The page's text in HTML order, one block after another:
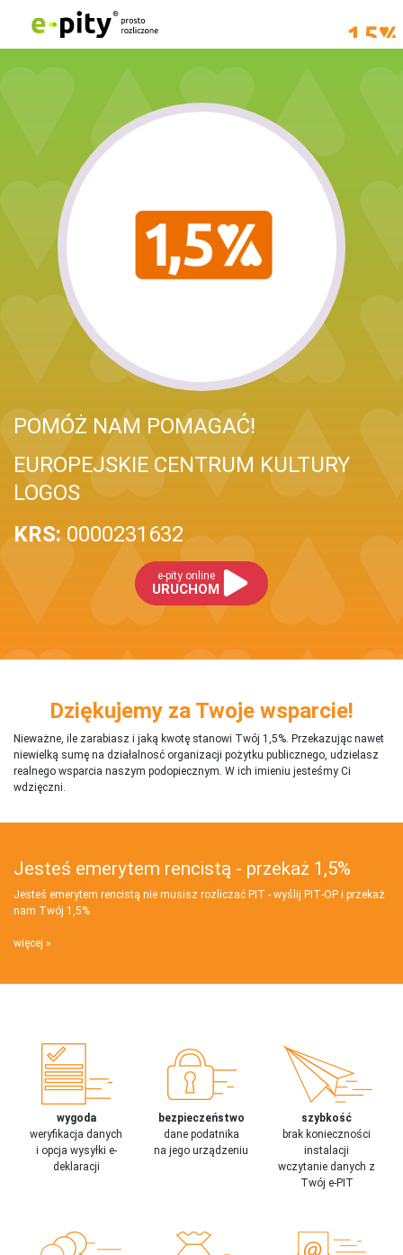
POMÓŻ NAM POMAGAĆ!
EUROPEJSKIE CENTRUM KULTURY
LOGOS
KRS: 0000231632
e-pity online
URUCHOM
Dziękujemy za Twoje wsparcie!
Nieważne, ile zarabiasz i jaką kwotę stanowi Twój 1,5%. Przekazując nawet
niewielką sumę na działalnosć organizacji pożytku publicznego, udzielasz
realnego wsparcia naszym podopiecznym. W ich imieniu jesteśmy Ci
wdzięczni.
Jesteś emerytem rencistą - przekaż 1,5%
Jesteś emerytem rencistą nie musisz rozliczać PIT - wyślij PIT‑OP i przekaż
nam Twój 1,5%
więcej
wygoda
weryfikacja danych
i opcja wysyłki e-
deklaracji
bezpieczeństwo
dane podatnika
na jego urządzeniu
szybkość
brak konieczności
instalacji
wczytanie danych z
Twój e-PIT